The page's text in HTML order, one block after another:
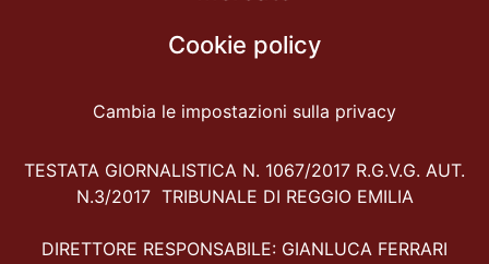
Cookie policy
Cambia le impostazioni sulla privacy
TESTATA GIORNALISTICA N. 1067/2017 R.G.V.G. AUT.
N.3/2017 TRIBUNALE DI REGGIO EMILIA
DIRETTORE RESPONSABILE: GIANLUCA FERRARI